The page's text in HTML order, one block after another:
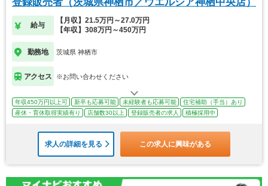
給与
【月収】21.5万円～27.0万円
【年収】308万円～450万円
勤務地 茨城県 神栖市
アクセス ※お問い合わせください
年収450万円以上可 新卒も応募可能 未経験者も応募可能
住宅補助（手当）あり
産休・育休取得実績有り
店舗数30以上 登録販売者の求人 積極採用中
求人の詳細を見る この求人に興味がある